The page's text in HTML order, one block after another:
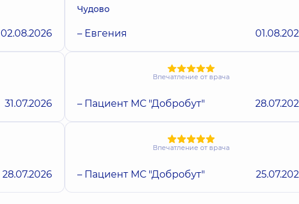
02.08.2026
Чудово
– Евгения
31.07.2026
Впечатление от врача
– Пациент МС "Добробут"
28.07.2026
Впечатление от врача
– Пациент МС "Добробут"